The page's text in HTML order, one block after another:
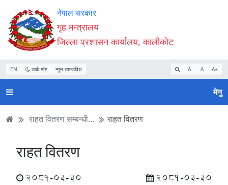
Accessibility
Mode
सुरु
गर्नुहोस्
सामाग्री
पढ्नुहाेस्
नेभिगेसन
पढ्नुहाेस्
वेबसाइट
खोजमा
जानुहोस्
नेपाल सरकार
गृह मन्त्रालय
जिल्ला प्रशासन कार्यालय, कालीकोट
EN डार्क मोड न्यून व्यान्डविथ A- A A+
मेनु
राहत वितरण सम्बन्धी... राहत वितरण
राहत वितरण
2081-03-30 2081-03-30